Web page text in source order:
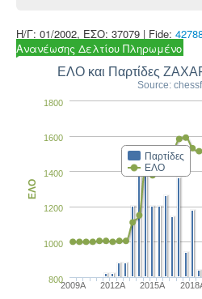
Η/Γ: 01/2002, ΕΣΟ: 37079 | Fide:
Ανανέωσης Δελτίου Πληρωμένο
ΕΛΟ και Παρτίδες
Source:
Παρτίδες
ΕΛΟ
2009A 2012A 2015A
800
1000
1200
1400
1600
1800
ΕΛΟ